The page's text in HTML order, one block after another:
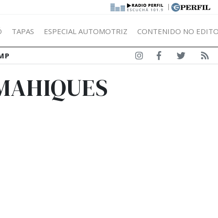
|
TAPAS ESPECIAL AUTOMOTRIZ CONTENIDO NO